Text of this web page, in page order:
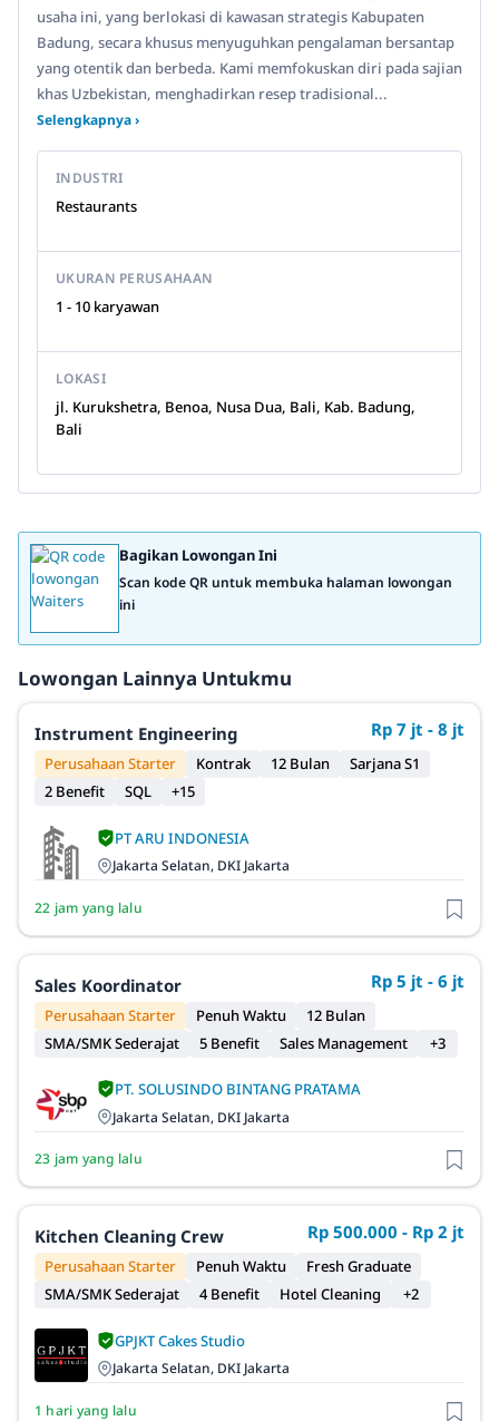
usaha ini, yang berlokasi di kawasan strategis Kabupaten
Badung, secara khusus menyuguhkan pengalaman bersantap
yang otentik dan berbeda. Kami memfokuskan diri pada sajian
khas Uzbekistan, menghadirkan resep tradisional...
Selengkapnya ›
INDUSTRI
Restaurants
UKURAN PERUSAHAAN
1 - 10 karyawan
LOKASI
jl. Kurukshetra, Benoa, Nusa Dua, Bali, Kab. Badung,
Bali
Bagikan Lowongan Ini
Scan kode QR untuk membuka halaman lowongan
ini
Lowongan Lainnya Untukmu
Instrument Engineering Rp 7 jt - 8 jt
Perusahaan Starter Kontrak 12 Bulan
Sarjana S1
2 Benefit
SQL +15
PT ARU INDONESIA
Jakarta Selatan, DKI Jakarta
22 jam yang lalu
Sales Koordinator Rp 5 jt - 6 jt
Perusahaan Starter Penuh Waktu
12 Bulan
SMA/SMK Sederajat
5 Benefit Sales Management +3
PT. SOLUSINDO BINTANG PRATAMA
Jakarta Selatan, DKI Jakarta
23 jam yang lalu
Kitchen Cleaning Crew Rp 500.000 - Rp 2 jt
Perusahaan Starter Penuh Waktu
Fresh Graduate
SMA/SMK Sederajat
4 Benefit Hotel Cleaning +2
GPJKT Cakes Studio
Jakarta Selatan, DKI Jakarta
1 hari yang lalu